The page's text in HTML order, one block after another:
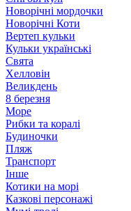
Новорічні мордочки
Новорічні Коти
Вертеп кульки
Кульки українські
Свята
Хелловін
Великдень
8 березня
Море
Рибки та коралі
Будиночки
Пляж
Транспорт
Інше
Котики на морі
Казкові персонажі